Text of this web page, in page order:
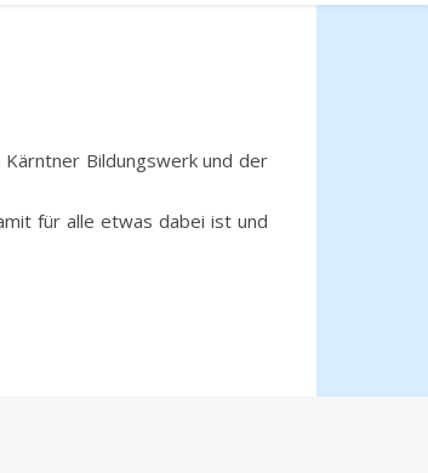
Bildungswerk und der
für alle etwas dabei ist und